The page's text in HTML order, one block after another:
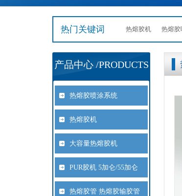
热门关键词 热熔胶机 热熔胶
产品中心 /PRODUCTS
热熔胶喷涂系统
热熔胶机
大容量热熔胶机
PUR胶机 5加仑/55加仑
热熔胶管 热熔胶输胶管